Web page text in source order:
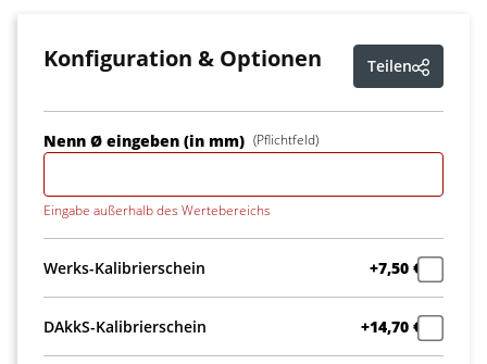
Konfiguration & Optionen Teilen
Nenn Ø eingeben (in mm) (Pflichtfeld)
Eingabe außerhalb des Wertebereichs
Werks-Kalibrierschein +7,50 €
DAkkS-Kalibrierschein +14,70 €